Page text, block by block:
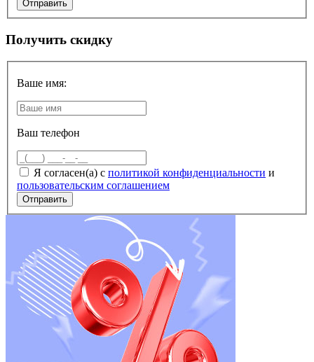
Получить скидку
Ваше имя:
Ваш телефон
Я согласен(а) с политикой конфиденциальности и
пользовательским соглашением